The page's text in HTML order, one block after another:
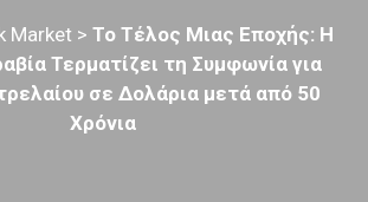
Market > Το Τέλος Μιας Εποχής: Η
Τερματίζει τη Συμφωνία για
σε Δολάρια μετά από 50
Χρόνια